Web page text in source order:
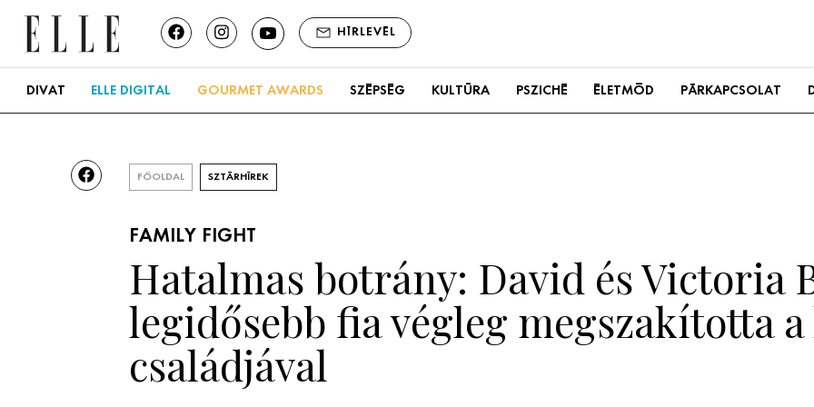
HÍRLEVÉL
DIVAT ELLE DIGITAL GOURMET AWARDS SZÉPSÉG KULTÚRA PSZICHÉ ÉLETMÓD PÁRKAPCSOLAT
FŐOLDAL SZTÁRHÍREK
FAMILY FIGHT
Hatalmas botrány: David és Victoria
legidősebb fia végleg megszakította
családjával